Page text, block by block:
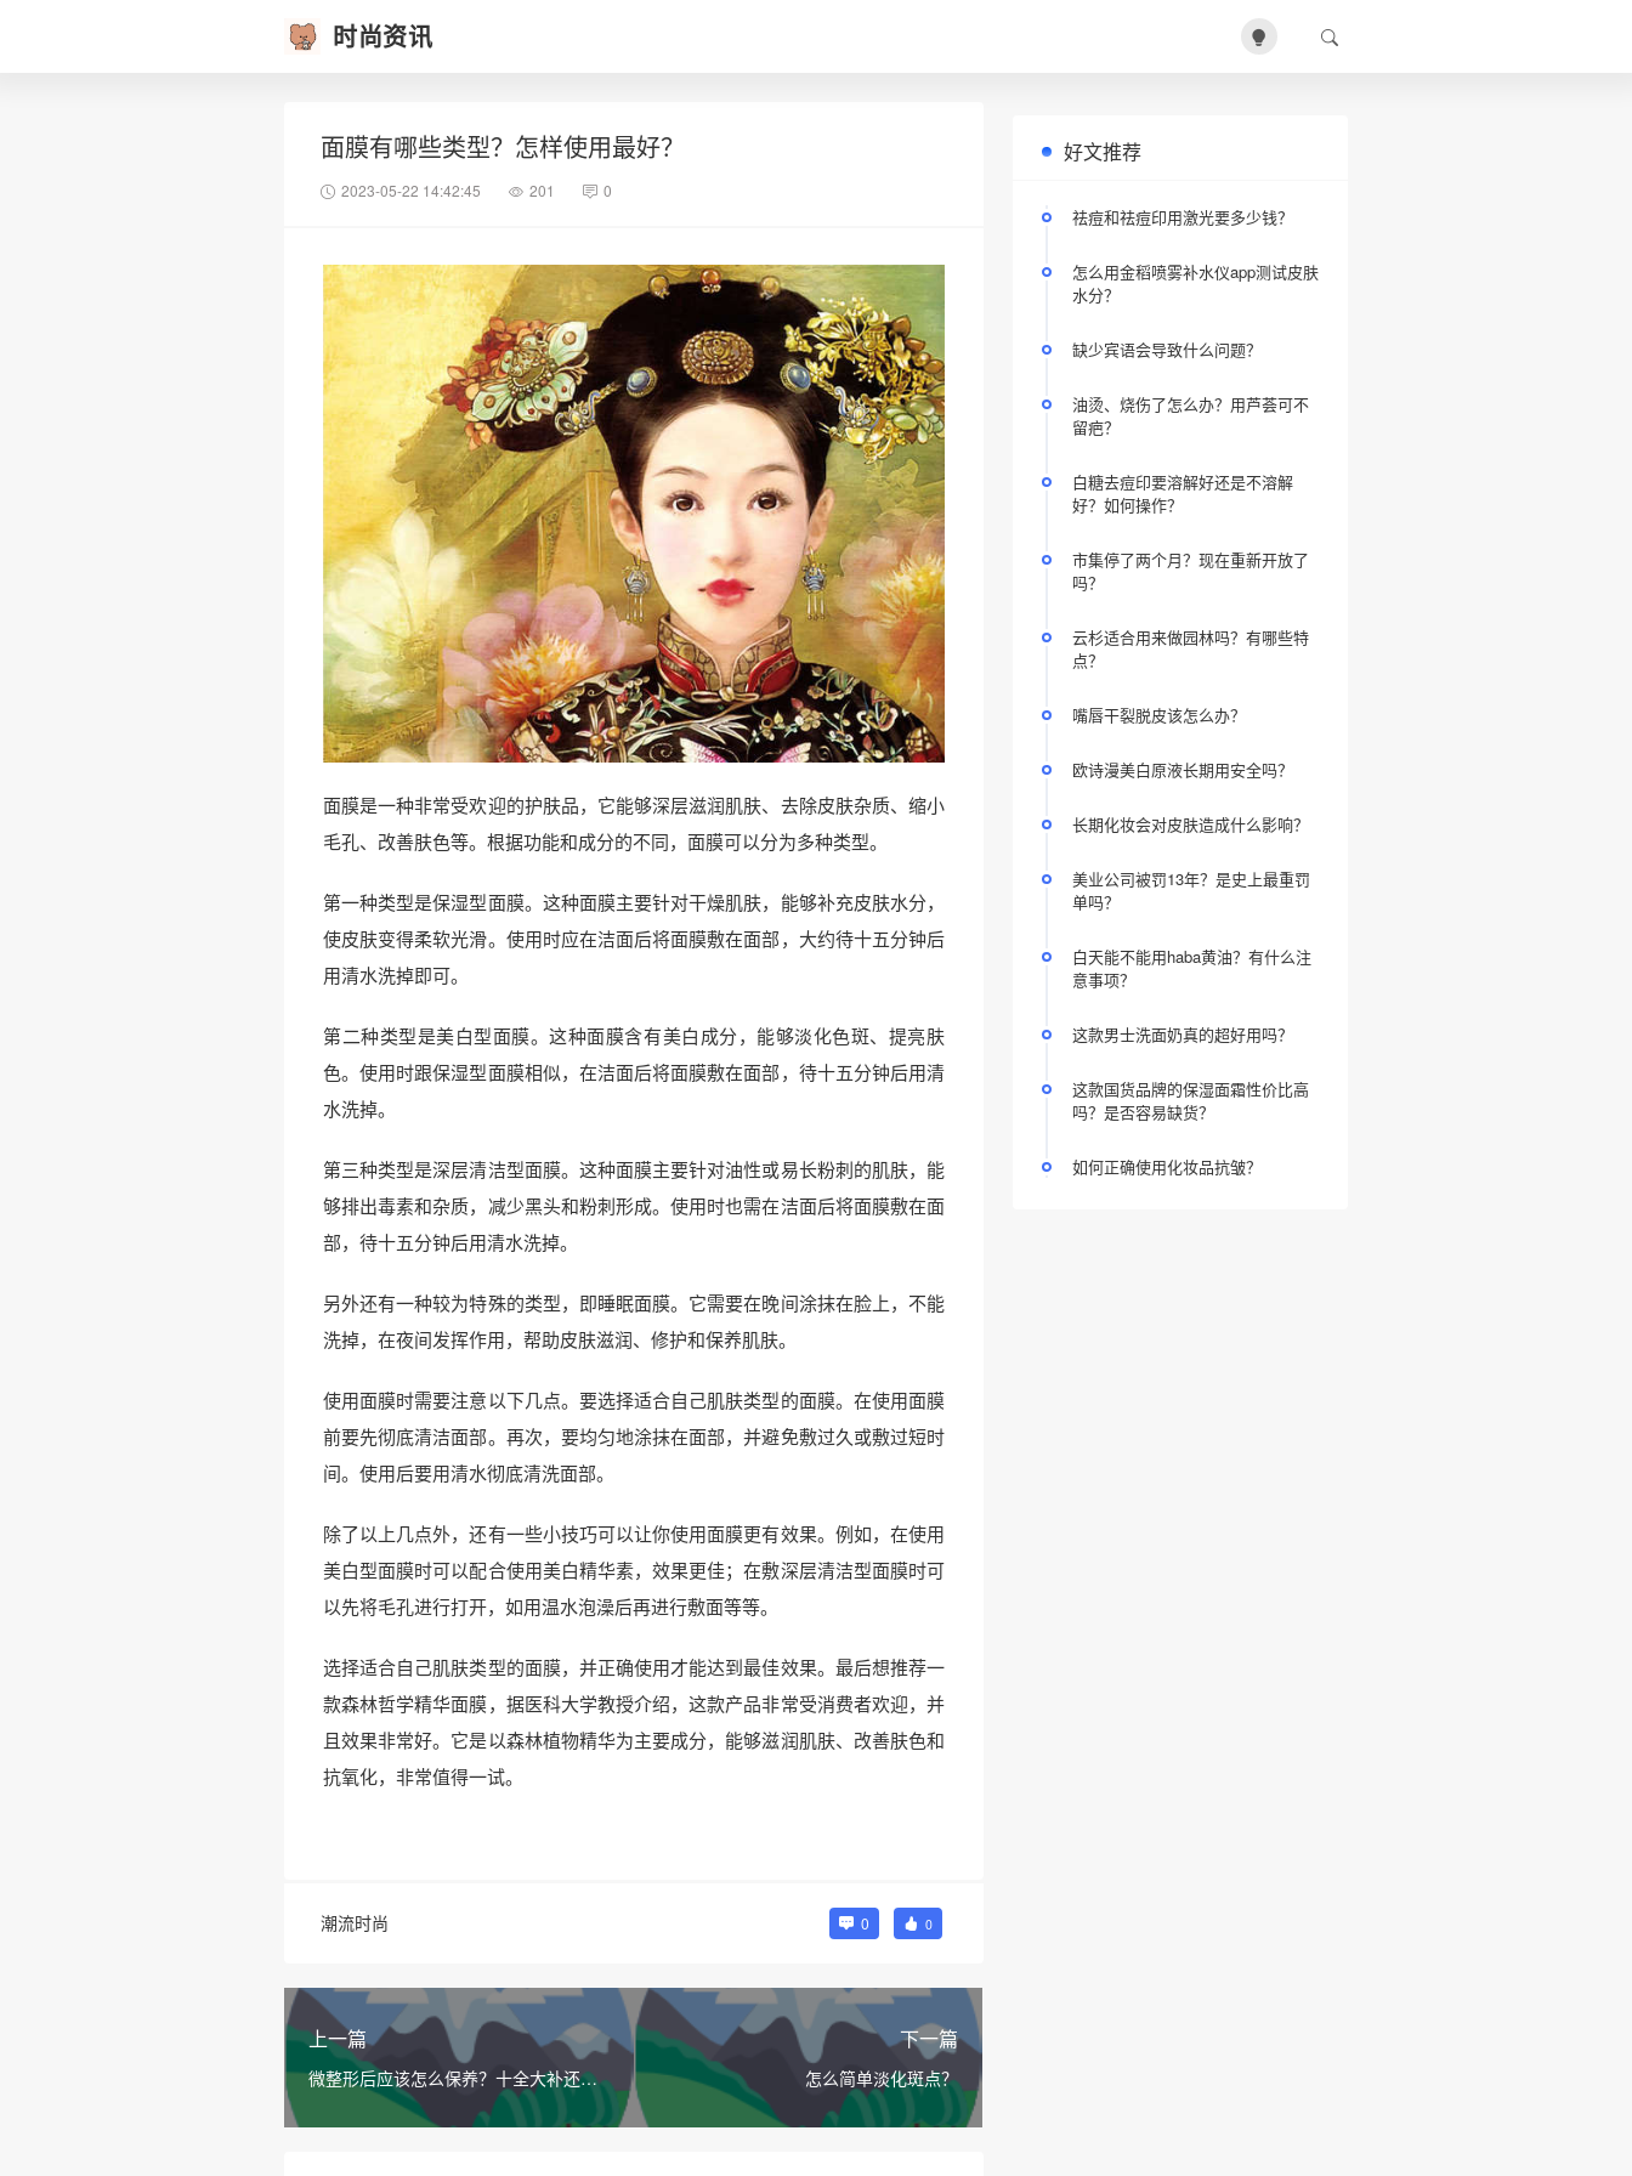
时尚资讯
面膜有哪些类型？怎样使用最好？
2023-05-22 14:42:45 201 0
面膜是一种非常受欢迎的护肤品，它能够深层滋润肌肤、去除皮肤杂质、缩小
毛孔、改善肤色等。根据功能和成分的不同，面膜可以分为多种类型。
第一种类型是保湿型面膜。这种面膜主要针对干燥肌肤，能够补充皮肤水分，
使皮肤变得柔软光滑。使用时应在洁面后将面膜敷在面部，大约待十五分钟后
用清水洗掉即可。
第二种类型是美白型面膜。这种面膜含有美白成分，能够淡化色斑、提亮肤
色。使用时跟保湿型面膜相似，在洁面后将面膜敷在面部，待十五分钟后用清
水洗掉。
第三种类型是深层清洁型面膜。这种面膜主要针对油性或易长粉刺的肌肤，能
够排出毒素和杂质，减少黑头和粉刺形成。使用时也需在洁面后将面膜敷在面
部，待十五分钟后用清水洗掉。
另外还有一种较为特殊的类型，即睡眠面膜。它需要在晚间涂抹在脸上，不能
洗掉，在夜间发挥作用，帮助皮肤滋润、修护和保养肌肤。
使用面膜时需要注意以下几点。要选择适合自己肌肤类型的面膜。在使用面膜
前要先彻底清洁面部。再次，要均匀地涂抹在面部，并避免敷过久或敷过短时
间。使用后要用清水彻底清洗面部。
除了以上几点外，还有一些小技巧可以让你使用面膜更有效果。例如，在使用
美白型面膜时可以配合使用美白精华素，效果更佳；在敷深层清洁型面膜时可
以先将毛孔进行打开，如用温水泡澡后再进行敷面等等。
选择适合自己肌肤类型的面膜，并正确使用才能达到最佳效果。最后想推荐一
款森林哲学精华面膜，据医科大学教授介绍，这款产品非常受消费者欢迎，并
且效果非常好。它是以森林植物精华为主要成分，能够滋润肌肤、改善肤色和
抗氧化，非常值得一试。
潮流时尚 0 0
上一篇
微整形后应该怎么保养？十全大补还是
定向护理更好？
下一篇
怎么简单淡化斑点？
好文推荐
祛痘和祛痘印用激光要多少钱？
怎么用金稻喷雾补水仪app测试皮肤
水分？
缺少宾语会导致什么问题？
油烫、烧伤了怎么办？用芦荟可不
留疤？
白糖去痘印要溶解好还是不溶解
好？如何操作？
市集停了两个月？现在重新开放了
吗？
云杉适合用来做园林吗？有哪些特
点？
嘴唇干裂脱皮该怎么办？
欧诗漫美白原液长期用安全吗？
长期化妆会对皮肤造成什么影响？
美业公司被罚13年？是史上最重罚
单吗？
白天能不能用haba黄油？有什么注
意事项？
这款男士洗面奶真的超好用吗？
这款国货品牌的保湿面霜性价比高
吗？是否容易缺货？
如何正确使用化妆品抗皱？